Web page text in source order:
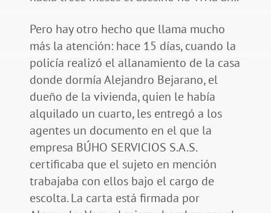
Pero hay otro hecho que llama mucho
más la atención: hace 15 días, cuando la
policía realizó el allanamiento de la casa
donde dormía Alejandro Bejarano, el
dueño de la vivienda, quien le había
alquilado un cuarto, les entregó a los
agentes un documento en el que la
empresa BÚHO SERVICIOS S.A.S.
certificaba que el sujeto en mención
trabajaba con ellos bajo el cargo de
escolta. La carta está firmada por